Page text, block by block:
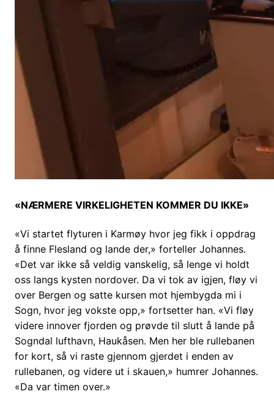
«NÆRMERE VIRKELIGHETEN KOMMER DU IKKE»
«Vi startet flyturen i Karmøy hvor jeg fikk i oppdrag
å finne Flesland og lande der,» forteller Johannes.
«Det var ikke så veldig vanskelig, så lenge vi holdt
oss langs kysten nordover. Da vi tok av igjen, fløy vi
over Bergen og satte kursen mot hjembygda mi i
Sogn, hvor jeg vokste opp,» fortsetter han. «Vi fløy
videre innover fjorden og prøvde til slutt å lande på
Sogndal lufthavn, Haukåsen. Men her ble rullebanen
for kort, så vi raste gjennom gjerdet i enden av
rullebanen, og videre ut i skauen,» humrer Johannes.
«Da var timen over.»